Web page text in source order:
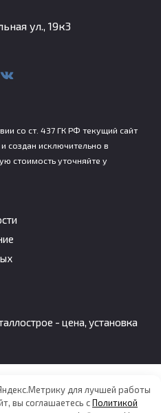
ул., 19к3
со ст. 437 ГК РФ текущий сайт
создан исключительно в
стоимость уточняйте у
- цена, установка
для лучшей работы
вы соглашаетесь сПолитикой